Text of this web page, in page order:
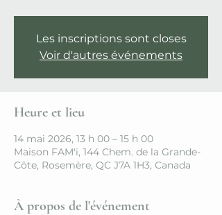
Les inscriptions sont closes
Voir d'autres événements
Heure et lieu
14 mai 2026, 13 h 00 – 15 h 00
Maison FAM'i, 144 Chem. de la Grande-
Côte, Rosemère, QC J7A 1H3, Canada
À propos de l'événement